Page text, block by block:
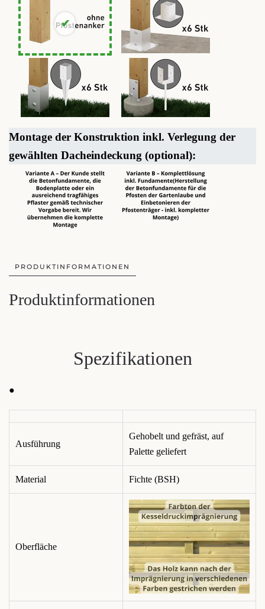
Montage der Konstruktion inkl. Verlegung der
gewählten Dacheindeckung (optional):
PRODUKTINFORMATIONEN
Produktinformationen
Spezifikationen
●
Ausführung
Gehobelt und gefräst, auf
Palette geliefert
Material Fichte (BSH)
Oberfläche